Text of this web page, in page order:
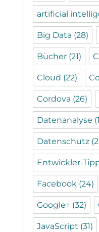
artificial
Big Data (28)
Bücher (21)
Cloud (22)
Cordova (26)
Datenanalyse
Datenschutz
Entwickler-
Facebook (24)
Google+ (32)
JavaScript (31)